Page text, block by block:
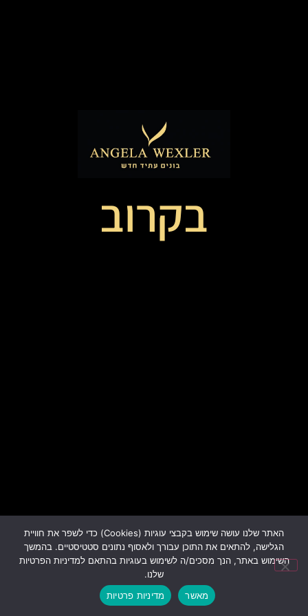
בקרוב
האתר שלנו עושה שימוש בקבצי עוגיות (Cookies) כדי לשפר את חוויית
הגלישה, להתאים את התוכן עבורך ולאסוף נתונים סטטיסטיים. בהמשך
השימוש באתר, הנך מסכים/ה לשימוש בעוגיות בהתאם למדיניות הפרטיות
שלנו.
מאשר
מדיניות פרטיות